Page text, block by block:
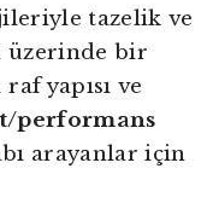
tazelik ve
üzerinde bir
yapısı ve
performans
arayanlar için